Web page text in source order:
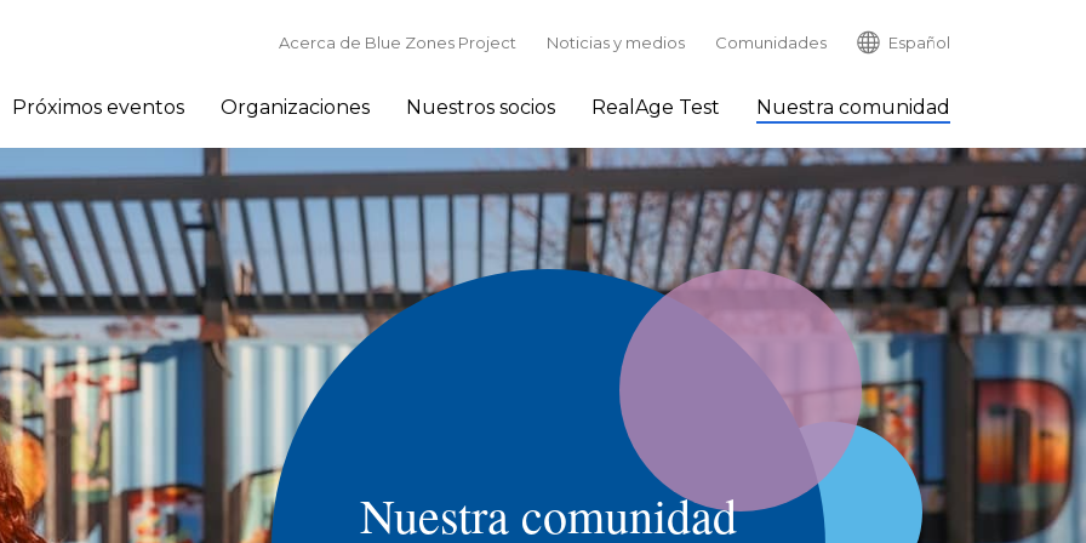
Acerca de Blue Zones Project Noticias y medios Comunidades Español
Próximos eventos Organizaciones Nuestros socios RealAge Test Nuestra comunidad
Nuestra comunidad